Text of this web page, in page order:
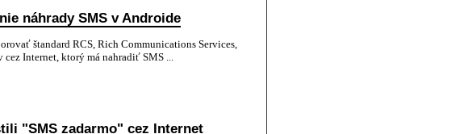
náhrady SMS v Androide
štandard RCS, Rich Communications Services,
Internet, ktorý má nahradiť SMS ...
"SMS zadarmo" cez Internet